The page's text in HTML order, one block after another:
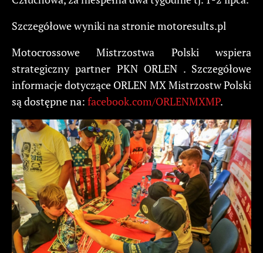
Szczegółowe wyniki na stronie motoresults.pl
Motocrossowe Mistrzostwa Polski wspiera
strategiczny partner PKN ORLEN . Szczegółowe
informacje dotyczące ORLEN MX Mistrzostw Polski
są dostępne na: facebook.com/ORLENMXMP.